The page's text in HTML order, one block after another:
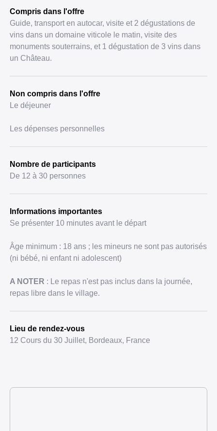
Compris dans l'offre
Guide, transport en autocar, visite et 2 dégustations de
vins dans un domaine viticole le matin, visite des
monuments souterrains, et 1 dégustation de 3 vins dans
un Château.
Non compris dans l'offre
Le déjeuner
Les dépenses personnelles
Nombre de participants
De 12 à 30 personnes
Informations importantes
Se présenter 10 minutes avant le départ
Âge minimum : 18 ans ; les mineurs ne sont pas autorisés
(ni bébé, ni enfant ni adolescent)
A NOTER : Le repas n'est pas inclus dans la journée,
repas libre dans le village.
Lieu de rendez-vous
12 Cours du 30 Juillet, Bordeaux, France